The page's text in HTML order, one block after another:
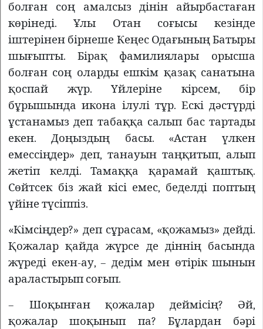
болған соң амалсыз дінін айырбастаған
көрінеді. Ұлы Отан соғысы кезінде
іштерінен бірнеше Кеңес Одағының Батыры
шығыпты. Бірақ фамилиялары орысша
болған соң оларды ешкім қазақ санатына
қоспай жүр. Үйлеріне кірсем, бір
бұрышында икона ілулі тұр. Ескі дәстүрді
ұстанамыз деп табаққа салып бас тартады
екен. Доңыздың басы. «Астан үлкен
емессіңдер» деп, танауын таңқитып, алып
жетіп келді. Тамаққа қарамай қаштық.
Сөйтсек біз жай кісі емес, беделді поптың
үйіне түсіппіз.
«Кімсіңдер?» деп сұрасам, «қожамыз» дейді.
Қожалар қайда жүрсе де діннің басында
жүреді екен-ау, – дедім мен өтірік шынын
араластырып соғып.
– Шоқынған қожалар деймісің? Әй,
қожалар шоқынып па? Бұлардан бәрі